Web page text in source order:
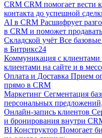
CRM CRM помогает вести
контакта до успешной
AI в CRM Расшифрует
в CRM и поможет
Складской учёт Все
в Битрикс24
Коммуникация с клиентами
клиентами на сайте и в
Оплата и Доставка Прием
прямо в CRM
Маркетинг Сегментация
персональных
Онлайн-запись клиентов
и бронирования внутри
BI Конструктор Помогает